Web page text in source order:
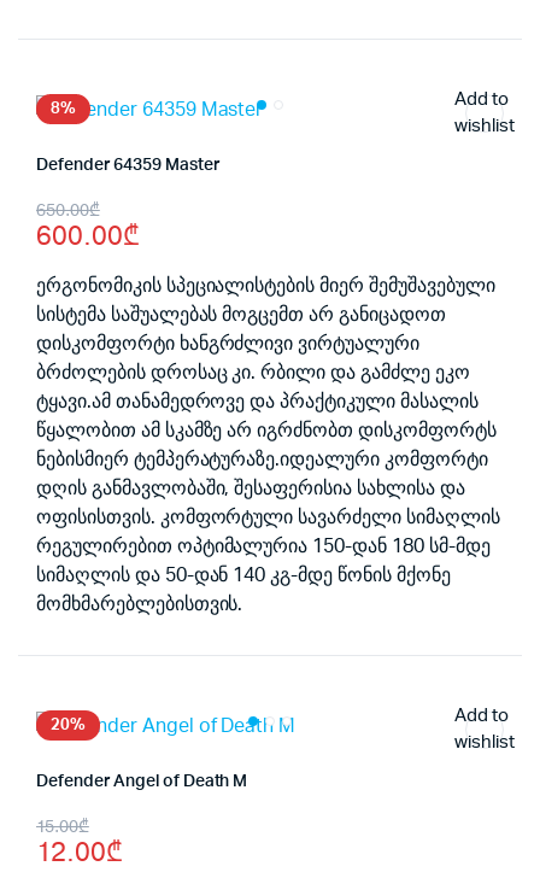
8%
Add to
wishlist
Defender 64359 Master
650.00₾
Original
price
was:
650.00₾.
600.00₾
Current
price
is:
600.00₾.
ერგონომიკის სპეციალისტების მიერ შემუშავებული
სისტემა საშუალებას მოგცემთ არ განიცადოთ
დისკომფორტი ხანგრძლივი ვირტუალური
ბრძოლების დროსაც კი. რბილი და გამძლე ეკო
ტყავი.ამ თანამედროვე და პრაქტიკული მასალის
წყალობით ამ სკამზე არ იგრძნობთ დისკომფორტს
ნებისმიერ ტემპერატურაზე.იდეალური კომფორტი
დღის განმავლობაში, შესაფერისია სახლისა და
ოფისისთვის. კომფორტული სავარძელი სიმაღლის
რეგულირებით ოპტიმალურია 150-დან 180 სმ-მდე
სიმაღლის და 50-დან 140 კგ-მდე წონის მქონე
მომხმარებლებისთვის.
20%
Add to
wishlist
Defender Angel of Death M
15.00₾
Original
12.00₾
Current